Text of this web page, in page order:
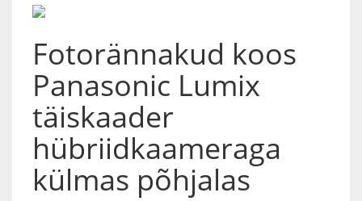
Fotorännakud koos
Panasonic Lumix
täiskaader
hübriidkaameraga
külmas põhjalas